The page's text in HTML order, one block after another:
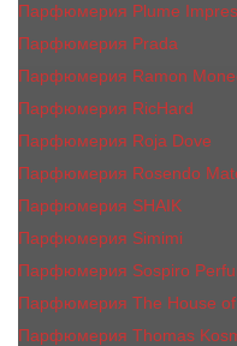
Парфюмерия Plume
Парфюмерия Prada
Парфюмерия Ramon
Парфюмерия RicHard
Парфюмерия Roja Dove
Парфюмерия Rosendo
Парфюмерия SHAIK
Парфюмерия Simimi
Парфюмерия Sospiro
Парфюмерия The House of
Парфюмерия Thomas